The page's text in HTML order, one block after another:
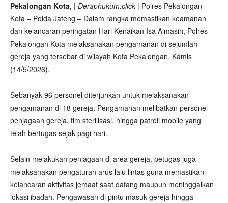
Pekalongan Kota, | Deraphukum.click | Polres Pekalongan
Kota – Polda Jateng – Dalam rangka memastikan keamanan
dan kelancaran peringatan Hari Kenaikan Isa Almasih, Polres
Pekalongan Kota melaksanakan pengamanan di sejumlah
gereja yang tersebar di wilayah Kota Pekalongan, Kamis
(14/5/2026).
Sebanyak 96 personel diterjunkan untuk melaksanakan
pengamanan di 18 gereja. Pengamanan melibatkan personel
penjagaan gereja, tim sterilisasi, hingga patroli mobile yang
telah bertugas sejak pagi hari.
Selain melakukan penjagaan di area gereja, petugas juga
melaksanakan pengaturan arus lalu lintas guna memastikan
kelancaran aktivitas jemaat saat datang maupun meninggalkan
lokasi ibadah. Pengawasan di pintu masuk gereja hingga